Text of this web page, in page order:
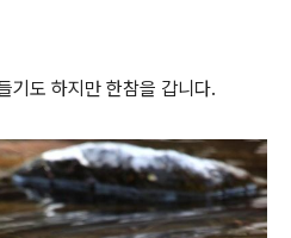
기도 하지만 한참을 갑니다.